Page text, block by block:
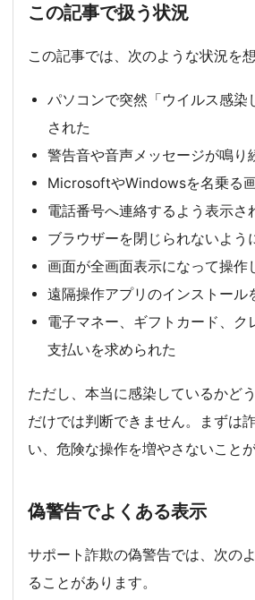
この記事で扱う状況
この記事では、次のような状況を
パソコンで突然「ウイルス感染
された
警告音や音声メッセージが鳴り
MicrosoftやWindowsを名乗る
電話番号へ連絡するよう表示さ
ブラウザーを閉じられないよう
画面が全画面表示になって操作
遠隔操作アプリのインストール
電子マネー、ギフトカード、ク
支払いを求められた
ただし、本当に感染しているかど
だけでは判断できません。まずは
い、危険な操作を増やさないことが
偽警告でよくある表示
サポート詐欺の偽警告では、次の
ることがあります。